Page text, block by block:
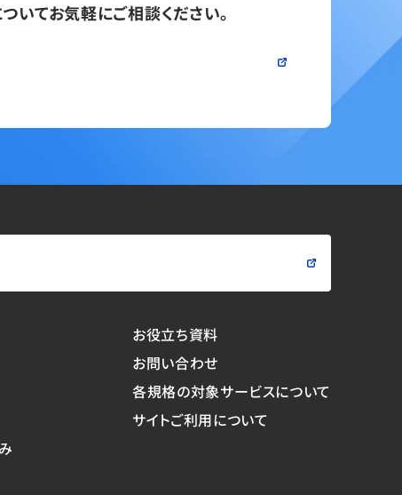
いてお気軽にご相談ください。
お役立ち資料
お問い合わせ
各規格の対象サービスについて
サイトご利用について